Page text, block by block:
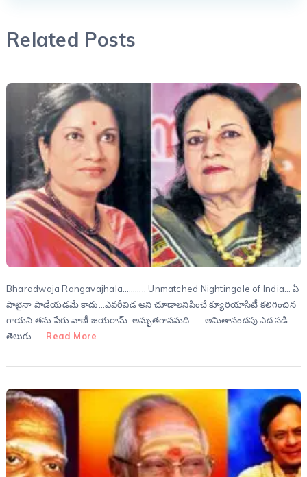
Related Posts
Bharadwaja Rangavajhala……….. Unmatched Nightingale of India… ఏ
పాటైనా పాడేయడమే కాదు…ఎవరీవిడ అని చూడాలనిపించే క్యూరియాసిటీ కలిగించిన
గాయని తను.పేరు వాణీ జయరామ్. అమృతగానమది ….. అమితానందపు ఎద సడి ….
తెలుగు …
Read More